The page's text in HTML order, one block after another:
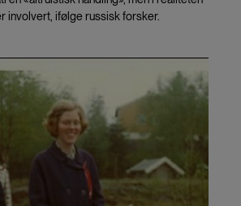
involvert, ifølge russisk forsker.